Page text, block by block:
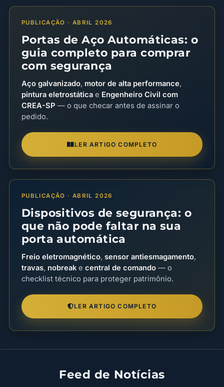
PUBLICAÇÃO · ABRIL 2026
Portas de Aço Automáticas: o
guia completo para comprar
com segurança
Aço galvanizado, motor de alta performance,
pintura eletrostáticae Engenheiro Civil com
CREA-SP — o que checar antes de assinar o
pedido.
LER ARTIGO COMPLETO
PUBLICAÇÃO · ABRIL 2026
Dispositivos de segurança: o
que não pode faltar na sua
porta automática
Freio eletromagnético, sensor antiesmagamento,
travas, nobreake central de comando— o
checklist técnico para proteger patrimônio.
LER ARTIGO COMPLETO
Feed de Notícias